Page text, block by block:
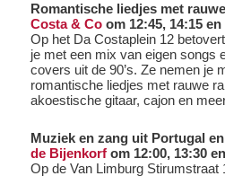
Romantische liedjes met
Costa & Co om 12:45, 14:15
Op het Da Costaplein 12
je met een mix van eigen songs
covers uit de 90’s. Ze nemen je
romantische liedjes met rauwe
akoestische gitaar, cajon en
Muziek en zang uit Portugal
de Bijenkorf om 12:00, 13:30
Op de Van Limburg Stirumstraat